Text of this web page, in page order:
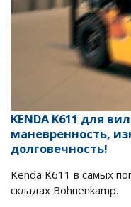
KENDA K611 для
маневренность,
долговечность!
Kenda K611 в самых
складах Bohnenkamp.